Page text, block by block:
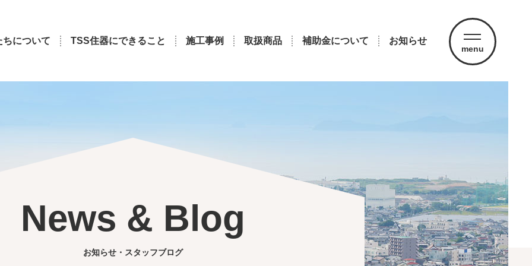
ちについて TSS住器にできること 施工事例 取扱商品 補助金について お知らせ
menu
News & Blog
お知らせ・スタッフブログ